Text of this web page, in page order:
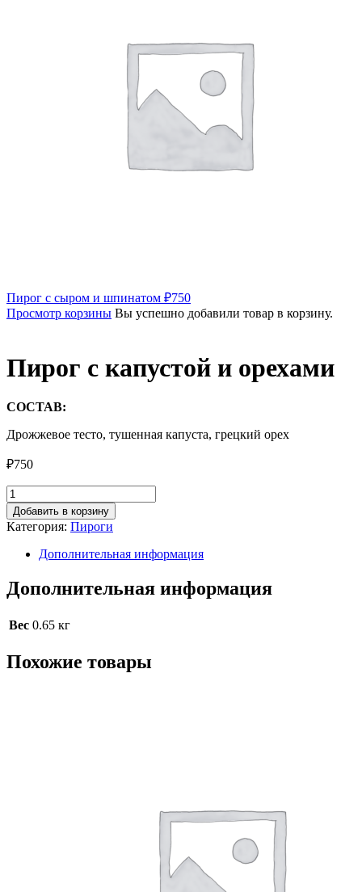
Пирог с сыром и шпинатом ₽750
Просмотр корзины Вы успешно добавили товар в корзину.
Пирог с капустой и орехами
СОСТАВ:
Дрожжевое тесто, тушенная капуста, грецкий орех
₽750
Количество
товара
Пирог
с
капустой
орехами
Добавить в корзину
Категория: Пироги
Дополнительная информация
Дополнительная информация
Вес 0.65 кг
Похожие товары